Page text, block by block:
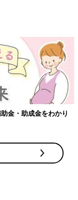
金・助成金をわかり